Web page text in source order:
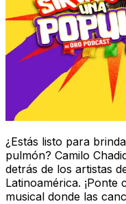
¿Estás listo para
pulmón? Camilo
detrás de los artistas
Latinoamérica.
musical donde las